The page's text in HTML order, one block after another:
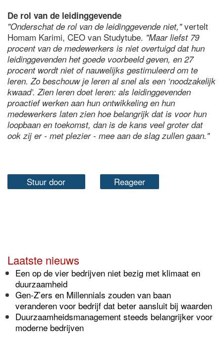
De rol van de leidinggevende
"Onderschat de rol van de leidinggevende niet,"vertelt
Homam Karimi, CEO van Studytube. "Maar liefst 79
procent van de medewerkers is niet overtuigd dat hun
leidinggevenden het goede voorbeeld geven, en 27
procent wordt niet of nauwelijks gestimuleerd om te
leren. Zo beschouw je leren al snel als een ‘noodzakelijk
kwaad’. Zien leren doet leren: als leidinggevenden
proactief werken aan hun ontwikkeling en hun
medewerkers laten zien hoe belangrijk dat is voor hun
loopbaan en toekomst, dan is de kans veel groter dat
ook zij er - met plezier - mee aan de slag zullen gaan."
Stuur door Reageer
Laatste nieuws
Een op de vier bedrijven niet bezig met klimaat en
duurzaamheid
Gen-Z’ers en Millennials zouden van baan
veranderen voor bedrijf dat beter aansluit bij waarden
Duurzaamheidsmanagement steeds belangrijker voor
moderne bedrijven